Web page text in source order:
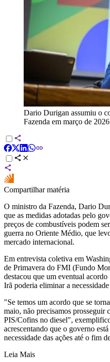
Dario Durigan assumiu o
Fazenda em março de 2026
Compartilhar matéria
O ministro da Fazenda, Dario
que as medidas adotadas pelo
preços de combustíveis podem
guerra no Oriente Médio, que
mercado internacional.
Em entrevista coletiva em
de Primavera do FMI (Fundo
destacou que um eventual
Irã poderia eliminar a
"Se temos um acordo que se
maio, não precisamos prosseguir
PIS/Cofins no diesel",
acrescentando que o governo
necessidade das ações até o fim
Leia Mais